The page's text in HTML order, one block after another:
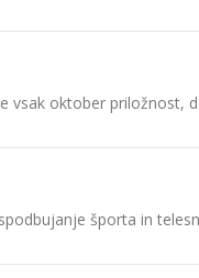
vsak oktober priložnost,
športa in